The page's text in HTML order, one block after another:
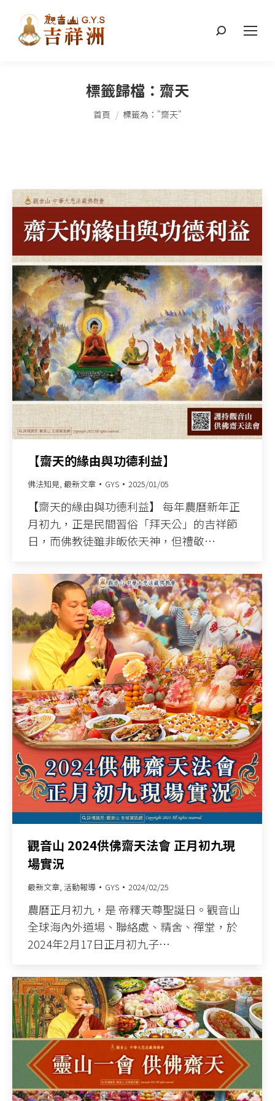
搜
標籤歸檔： 齋天
您在這裡：
首頁 標籤為："齋天"
【齋天的緣由與功德利益】
佛法知見, 最新文章 GYS 2025/01/05
【齋天的緣由與功德利益】 每年農曆新年正
月初九，正是民間習俗「拜天公」的吉祥節
日，而佛教徒雖非皈依天神，但禮敬…
觀音山 2024供佛齋天法會 正月初九現
場實況
最新文章, 活動報導 GYS 2024/02/25
農曆正月初九，是 帝釋天尊聖誕日。觀音山
全球海內外道場、聯絡處、精舍、禪堂，於
2024年2月17日正月初九子…